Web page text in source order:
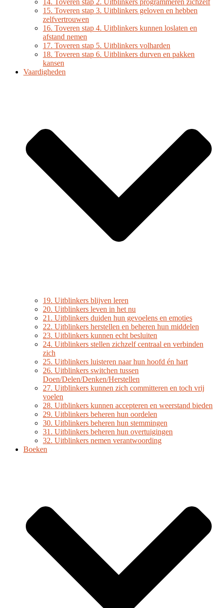
14. Toveren stap 2. Uitblinkers programmeren zichzelf
15. Toveren stap 3. Uitblinkers geloven en hebben
zelfvertrouwen
16. Toveren stap 4. Uitblinkers kunnen loslaten en
afstand nemen
17. Toveren stap 5. Uitblinkers volharden
18. Toveren stap 6. Uitblinkers durven en pakken
kansen
Vaardigheden
19. Uitblinkers blijven leren
20. Uitblinkers leven in het nu
21. Uitblinkers duiden hun gevoelens en emoties
22. Uitblinkers herstellen en beheren hun middelen
23. Uitblinkers kunnen echt besluiten
24. Uitblinkers stellen zichzelf centraal en verbinden
zich
25. Uitblinkers luisteren naar hun hoofd én hart
26. Uitblinkers switchen tussen
Doen/Delen/Denken/Herstellen
27. Uitblinkers kunnen zich committeren en toch vrij
voelen
28. Uitblinkers kunnen accepteren en weerstand bieden
29. Uitblinkers beheren hun oordelen
30. Uitblinkers beheren hun stemmingen
31. Uitblinkers beheren hun overtuigingen
32. Uitblinkers nemen verantwoording
Boeken